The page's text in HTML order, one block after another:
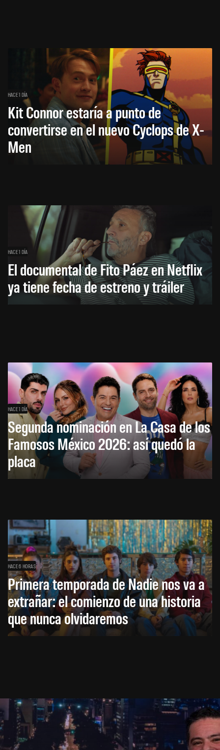
HACE 1 DÍA
Kit Connor estaría a punto de
convertirse en el nuevo Cyclops de X-
Men
HACE 1 DÍA
El documental de Fito Páez en Netflix
ya tiene fecha de estreno y tráiler
HACE 1 DÍA
Segunda nominación en La Casa de los
Famosos México 2026: así quedó la
placa
HACE 6 HORAS
Primera temporada de Nadie nos va a
extrañar: el comienzo de una historia
que nunca olvidaremos